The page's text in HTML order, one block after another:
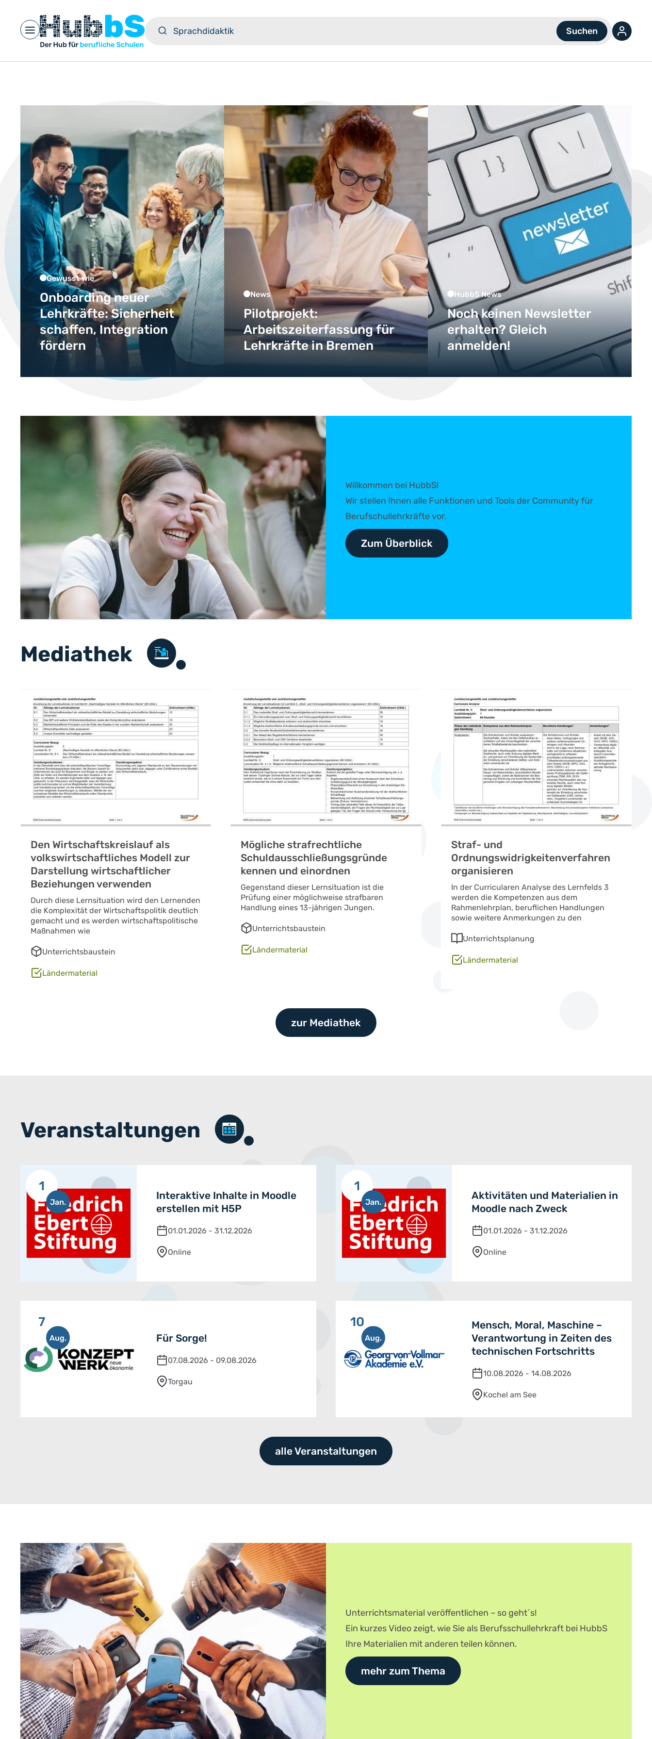
Open main menu
Gewusst wie
Onboarding neuer
Lehrkräfte: Sicherheit
schaffen, Integration
fördern
News
Pilotprojekt:
Arbeitszeiterfassung für
Lehrkräfte in Bremen
HubbS News
Noch keinen Newsletter
erhalten? Gleich
anmelden!
Willkommen bei HubbS!
Wir stellen Ihnen alle Funktionen und Tools der Community für
Berufschullehrkräfte vor.
Zum Überblick
Mediathek
Den Wirtschaftskreislauf als
volkswirtschaftliches Modell zur
Darstellung wirtschaftlicher
Beziehungen verwenden
Durch diese Lernsituation wird den Lernenden
die Komplexität der Wirtschaftspolitik deutlich
gemacht und es werden wirtschaftspolitische
Maßnahmen wie
Unterrichtsbaustein
Ländermaterial
Mögliche strafrechtliche
Schuldausschließungsgründe
kennen und einordnen
Gegenstand dieser Lernsituation ist die
Prüfung einer möglichweise strafbaren
Handlung eines 13-jährigen Jungen.
Unterrichtsbaustein
Ländermaterial
Straf- und
Ordnungswidrigkeitenverfahren
organisieren
In der Curricularen Analyse des Lernfelds 3
werden die Kompetenzen aus dem
Rahmenlehrplan, beruflichen Handlungen
sowie weitere Anmerkungen zu den
Unterrichtsplanung
Ländermaterial
zur Mediathek
Veranstaltungen
1
Jan.
Interaktive Inhalte in Moodle
erstellen mit H5P
01.01.2026 - 31.12.2026
Online
1
Jan.
Aktivitäten und Materialien in
Moodle nach Zweck
01.01.2026 - 31.12.2026
Online
7
Aug. Für Sorge!
07.08.2026 - 09.08.2026
Torgau
10
Aug.
Mensch, Moral, Maschine –
Verantwortung in Zeiten des
technischen Fortschritts
10.08.2026 - 14.08.2026
Kochel am See
alle Veranstaltungen
Unterrichtsmaterial veröffentlichen – so geht´s!
Ein kurzes Video zeigt, wie Sie als Berufsschullehrkraft bei HubbS
Ihre Materialien mit anderen teilen können.
mehr zum Thema